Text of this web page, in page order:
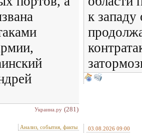
Украина.ру (281)
к
Анализ, события, факты 03.08.2026 09:00